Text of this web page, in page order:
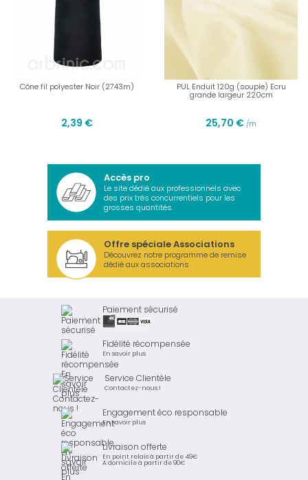
Cône fil polyester Noir (2743m)
2,39 €
PUL Enduit 120g (souple) Ecru
grande largeur 220cm
25,70 € /m
Accès pro
Le site dédié aux professionnels avec
des prix très concurrentiels pour les
grosses quantités.
Offre spéciale Associations
Découvrez notre programme de remise
dédié aux associations
Paiement sécurisé
Fidélité récompensée
En savoir plus
Service Clientèle
Contactez-nous !
Engagement éco responsable
En savoir plus
Livraison offerte
En point relais à partir de 49€
A domicile à partir de 90€